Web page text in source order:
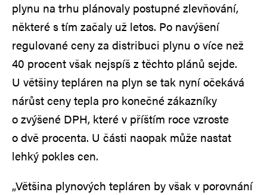
plynu na trhu plánovaly postupné zlevňování,
některé s tím začaly už letos. Po navýšení
regulované ceny za distribuci plynu o více než
40 procent však nejspíš z těchto plánů sejde.
U většiny tepláren na plyn se tak nyní očekává
nárůst ceny tepla pro konečné zákazníky
o zvýšené DPH, které v příštím roce vzroste
o dvě procenta. U části naopak může nastat
lehký pokles cen.
„Většina plynových tepláren by však v porovnání